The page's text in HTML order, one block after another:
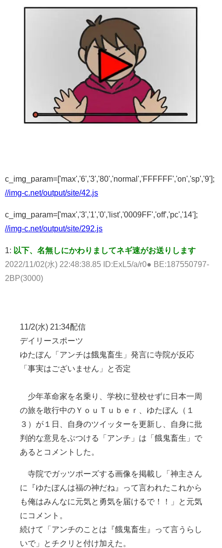
c_img_param=['max','6','3','80','normal','FFFFFF','on','sp','9'];
//img-c.net/output/site/42.js
c_img_param=['max','3','1','0','list','0009FF','off','pc','14'];
//img-c.net/output/site/292.js
1: 以下、名無しにかわりましてネギ速がお送りします
2022/11/02(水) 22:48:38.85 ID:ExL5/a/r0● BE:187550797-
2BP(3000)
11/2(水) 21:34配信
デイリースポーツ
ゆたぼん「アンチは餓鬼畜生」発言に寺院が反応
「事実はございません」と否定
少年革命家を名乗り、学校に登校せずに日本一周
の旅を敢行中のＹｏｕＴｕｂｅｒ、ゆたぼん（１
３）が１日、自身のツイッターを更新し、自身に批
判的な意見をぶつける「アンチ」は「餓鬼畜生」で
あるとコメントした。
寺院でガッツポーズする画像を掲載し「神主さん
に『ゆたぼんは福の神だね』って言われたこれから
も俺はみんなに元気と勇気を届けるで！！」と元気
にコメント。
続けて「アンチのことは『餓鬼畜生』って言うらし
いで」とチクリと付け加えた。